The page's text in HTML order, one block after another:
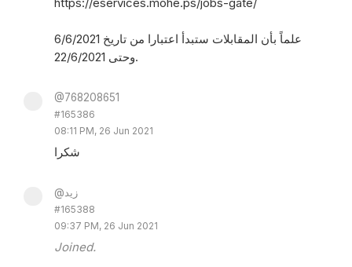
علماً بأن المقابلات ستبدأ اعتبارا من تاريخ 6/6/2021
وحتى 22/6/2021.
@768208651
#165386
08:11 PM, 26 Jun 2021
شكرا
@زيد
#165388
09:37 PM, 26 Jun 2021
Joined.